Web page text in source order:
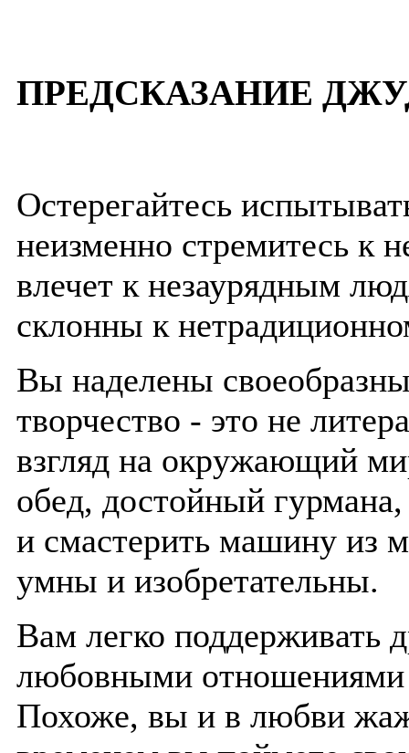
ПРЕДСКАЗАНИЕ
Остерегайтесь
неизменно стремитесь к
влечет к незаурядным
склонны к
Вы наделены
творчество - это не
взгляд на окружающий
обед, достойный
и смастерить машину из
умны и изобретательны.
Вам легко поддерживать
любовными отношениями
Похоже, вы и в любви